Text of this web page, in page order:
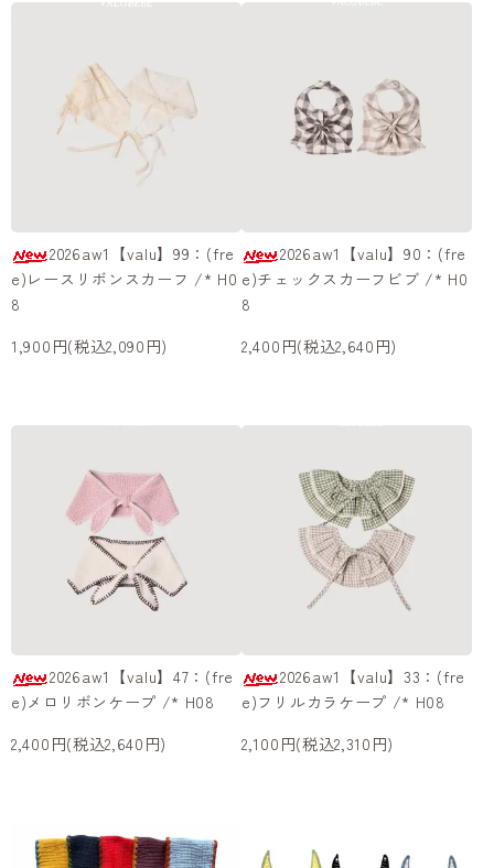
2026aw1【valu】99：(fre
e)レースリボンスカーフ /* H0
8
1,900円(税込2,090円)
2026aw1【valu】90：(fre
e)チェックスカーフビブ /* H0
8
2,400円(税込2,640円)
2026aw1【valu】47：(fre
e)メロリボンケープ /* H08
2,400円(税込2,640円)
2026aw1【valu】33：(fre
e)フリルカラケープ /* H08
2,100円(税込2,310円)